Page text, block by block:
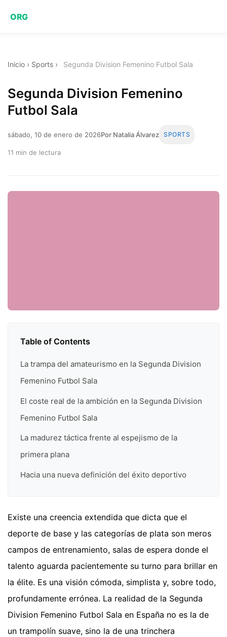
ORG
Inicio › Sports › Segunda Division Femenino Futbol Sala
Segunda Division Femenino
Futbol Sala
sábado, 10 de enero de 2026Por Natalia Álvarez SPORTS
11 min de lectura
Table of Contents
La trampa del amateurismo en la Segunda Division
Femenino Futbol Sala
El coste real de la ambición en la Segunda Division
Femenino Futbol Sala
La madurez táctica frente al espejismo de la
primera plana
Hacia una nueva definición del éxito deportivo
Existe una creencia extendida que dicta que el
deporte de base y las categorías de plata son meros
campos de entrenamiento, salas de espera donde el
talento aguarda pacientemente su turno para brillar en
la élite. Es una visión cómoda, simplista y, sobre todo,
profundamente errónea. La realidad de la Segunda
Division Femenino Futbol Sala en España no es la de
un trampolín suave, sino la de una trinchera